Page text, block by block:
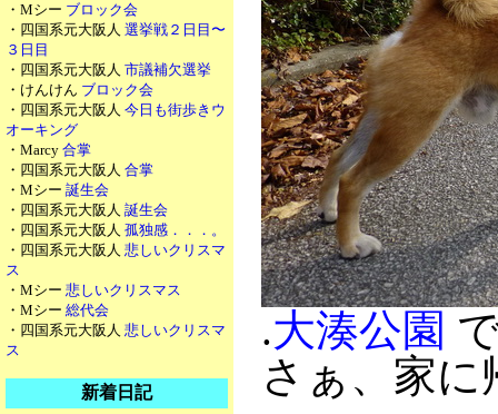
・Mシー ブロック会
・四国系元大阪人 選挙戦２日目〜
３日目
・四国系元大阪人 市議補欠選挙
・けんけん ブロック会
・四国系元大阪人 今日も街歩きウ
オーキング
・Marcy 合掌
・四国系元大阪人 合掌
・Mシー 誕生会
・四国系元大阪人 誕生会
・四国系元大阪人 孤独感．．．。
・四国系元大阪人 悲しいクリスマ
ス
・Mシー 悲しいクリスマス
・Mシー 総代会
・四国系元大阪人 悲しいクリスマ
ス
新着日記
.大湊公園
さぁ、家に